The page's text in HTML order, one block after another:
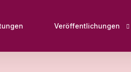
Veröffentlichungen